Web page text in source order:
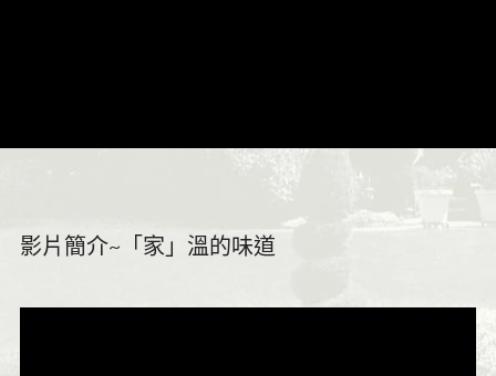
影片簡介~「家」溫的味道